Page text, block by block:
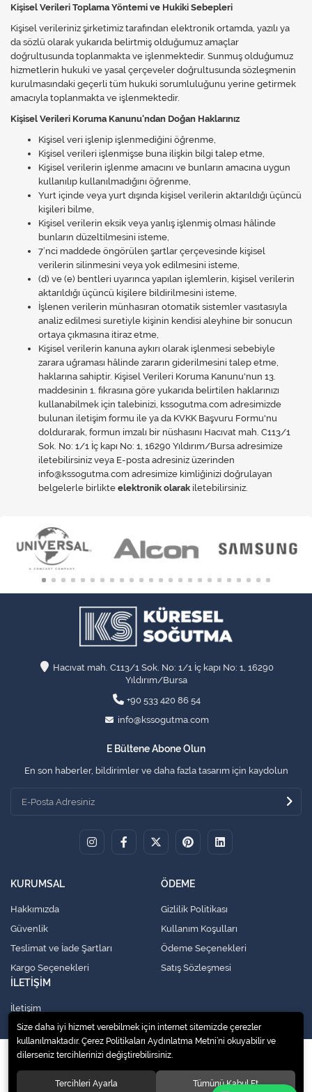
Kişisel Verileri Toplama Yöntemi ve Hukiki Sebepleri
Kişisel verileriniz şirketimiz tarafından elektronik ortamda, yazılı ya
da sözlü olarak yukarıda belirtmiş olduğumuz amaçlar
doğrultusunda toplanmakta ve işlenmektedir. Sunmuş olduğumuz
hizmetlerin hukuki ve yasal çerçeveler doğrultusunda sözleşmenin
kurulmasındaki geçerli tüm hukuki sorumluluğunu yerine getirmek
amacıyla toplanmakta ve işlenmektedir.
Kişisel Verileri Koruma Kanunu'ndan Doğan Haklarınız
Kişisel veri işlenip işlenmediğini öğrenme,
Kişisel verileri işlenmişse buna ilişkin bilgi talep etme,
Kişisel verilerin işlenme amacını ve bunların amacına uygun
kullanılıp kullanılmadığını öğrenme,
Yurt içinde veya yurt dışında kişisel verilerin aktarıldığı üçüncü
kişileri bilme,
Kişisel verilerin eksik veya yanlış işlenmiş olması hâlinde
bunların düzeltilmesini isteme,
7’nci maddede öngörülen şartlar çerçevesinde kişisel
verilerin silinmesini veya yok edilmesini isteme,
(d) ve (e) bentleri uyarınca yapılan işlemlerin, kişisel verilerin
aktarıldığı üçüncü kişilere bildirilmesini isteme,
İşlenen verilerin münhasıran otomatik sistemler vasıtasıyla
analiz edilmesi suretiyle kişinin kendisi aleyhine bir sonucun
ortaya çıkmasına itiraz etme,
Kişisel verilerin kanuna aykırı olarak işlenmesi sebebiyle
zarara uğraması hâlinde zararın giderilmesini talep etme,
haklarına sahiptir. Kişisel Verileri Koruma Kanunu'nun 13.
maddesinin 1. fıkrasına göre yukarıda belirtilen haklarınızı
kullanabilmek için talebinizi, kssogutma.com adresimizde
bulunan iletişim formu ile ya da KVKK Başvuru Formu'nu
doldurarak, formun imzalı bir nüshasını Hacıvat mah. C113/1
Sok. No: 1/1 İç kapı No: 1, 16290 Yıldırım/Bursa adresimize
iletebilirsiniz veya E-posta adresiniz üzerinden
info@kssogutma.com adresimize kimliğinizi doğrulayan
belgelerle birlikte elektronik olarak iletebilirsiniz.
Hacıvat mah. C113/1 Sok. No: 1/1 İç kapı No: 1, 16290
Yıldırım/Bursa
+90 533 420 86 54
info@kssogutma.com
E Bültene Abone Olun
En son haberler, bildirimler ve daha fazla tasarım için kaydolun
KURUMSAL
Hakkımızda
Güvenlik
Teslimat ve İade Şartları
Kargo Seçenekleri
ÖDEME
Gizlilik Politikası
Kullanım Koşulları
Ödeme Seçenekleri
Satış Sözleşmesi
İLETİŞİM
İletişim
© 2020Küresel Soğutma Sistemleri Yedek Parça San. Ve Tic. Ltd. Şti.
Size daha iyi hizmet verebilmek için internet sitemizde çerezler
kullanılmaktadır. Çerez Politikaları Aydınlatma Metni’ni okuyabilir ve
dilerseniz tercihlerinizi değiştirebilirsiniz.
Tercihleri Ayarla Tümünü Kabul Et